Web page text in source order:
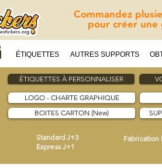
Commandez
pour créer une
ÉTIQUETTES AUTRES SUPPORTS
ÉTIQUETTES À PERSONNALISER
LOGO - CHARTE GRAPHIQUE
BOITES CARTON (New)
Standard J+3
Express J+1
Fabrication